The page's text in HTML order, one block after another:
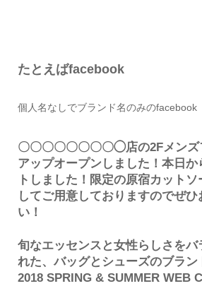
たとえばfacebook
個人名なしでブランド名のみのfacebook
〇〇〇〇〇〇〇〇◯店の2Fメン
アップオープンしました！本日
トしました！限定の原宿カット
してご用意しておりますのでぜひ
い！
旬なエッセンスと女性らしさをバ
れた、バッグとシューズのブラン
2018 SPRING & SUMMER WEB